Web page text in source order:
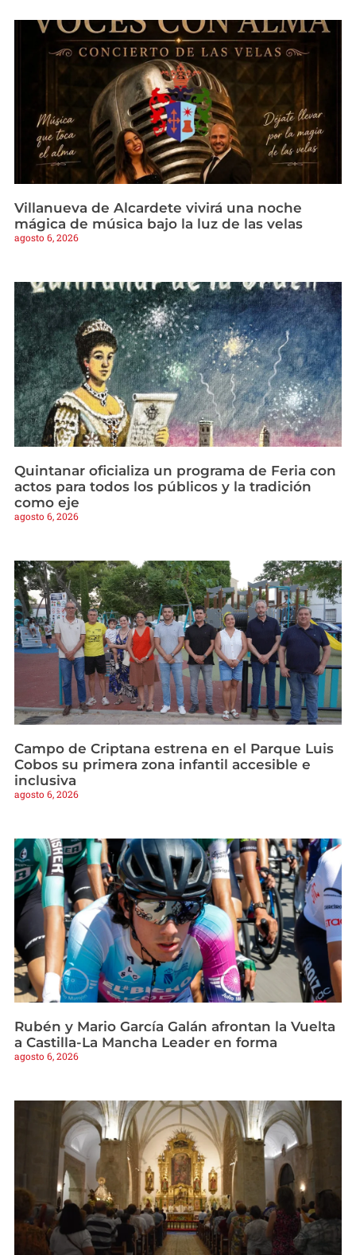
Villanueva de Alcardete vivirá una noche
mágica de música bajo la luz de las velas
agosto 6, 2026
Quintanar oficializa un programa de Feria con
actos para todos los públicos y la tradición
como eje
agosto 6, 2026
Campo de Criptana estrena en el Parque Luis
Cobos su primera zona infantil accesible e
inclusiva
agosto 6, 2026
Rubén y Mario García Galán afrontan la Vuelta
a Castilla-La Mancha Leader en forma
agosto 6, 2026